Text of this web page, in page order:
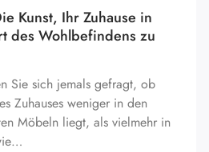
Kunst, Ihr Zuhause in
des Wohlbefindens zu
Sie sich jemals gefragt, ob
Zuhauses weniger in den
Möbeln liegt, als vielmehr in